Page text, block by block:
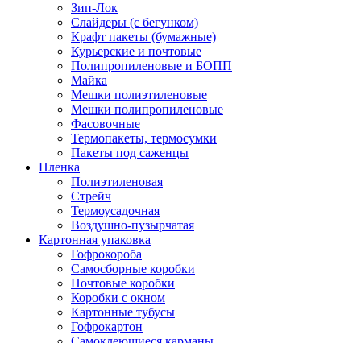
Зип-Лок
Слайдеры (с бегунком)
Крафт пакеты (бумажные)
Курьерские и почтовые
Полипропиленовые и БОПП
Майка
Мешки полиэтиленовые
Мешки полипропиленовые
Фасовочные
Термопакеты, термосумки
Пакеты под саженцы
Пленка
Полиэтиленовая
Стрейч
Термоусадочная
Воздушно-пузырчатая
Картонная упаковка
Гофрокороба
Самосборные коробки
Почтовые коробки
Коробки с окном
Картонные тубусы
Гофрокартон